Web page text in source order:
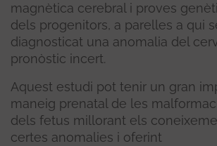
magnètica cerebral i proves
dels progenitors, a parelles a qui
diagnosticat una anomalia del
pronòstic incert.
Aquest estudi pot tenir un gran
maneig prenatal de les
dels fetus millorant els
certes anomalies i oferint